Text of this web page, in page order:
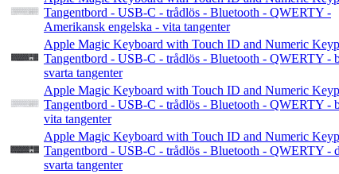
Tangentbord - USB-C - trådlös - Bluetooth - QWERTY -
Amerikansk engelska - vita tangenter
Apple Magic Keyboard with Touch ID and Numeric
Tangentbord - USB-C - trådlös - Bluetooth - QWERTY -
svarta tangenter
Apple Magic Keyboard with Touch ID and Numeric
Tangentbord - USB-C - trådlös - Bluetooth - QWERTY -
vita tangenter
Apple Magic Keyboard with Touch ID and Numeric
Tangentbord - USB-C - trådlös - Bluetooth - QWERTY -
svarta tangenter